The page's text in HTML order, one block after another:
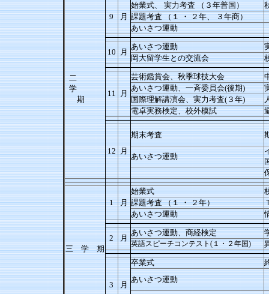
二
学
期
9 月
始業式、 実力考査 （３年普国）
課題考査 （１ ・ ２年、 ３年商）
あいさつ運動
10 月
あいさつ運動
岡大留学生との交流会
11 月
芸術鑑賞会、秋季球技大会
あいさつ運動、一斉委員会(後期)
国際理解講演会、実力考査(３年)
電卓実務検定、校外模試
12 月
期末考査
あいさつ運動
三 学 期
1 月
始業式
課題考査 （１ ・ ２年）
あいさつ運動
2 月
あいさつ運動、商経検定
英語スピーチコンテスト(１・２年国)
3 月
卒業式
あいさつ運動